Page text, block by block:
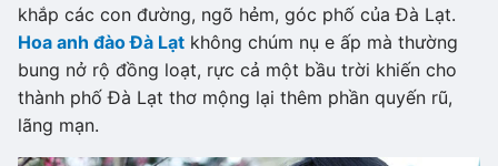
khắp các con đường, ngõ hẻm, góc phố của Đà Lạt.
Hoa anh đào Đà Lạt không chúm nụ e ấp mà thường
bung nở rộ đồng loạt, rực cả một bầu trời khiến cho
thành phố Đà Lạt thơ mộng lại thêm phần quyến rũ,
lãng mạn.